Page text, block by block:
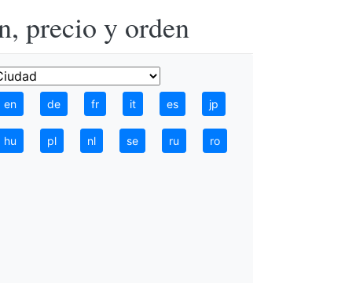
precio y orden
en de fr it es jp
hu pl nl se ru ro